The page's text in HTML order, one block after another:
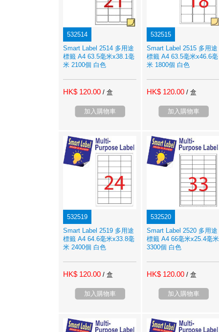
532514
Smart Label 2514 多用途
標籤 A4 63.5毫米x38.1毫
米 2100個 白色
HK$ 120.00 / 盒
加入購物車
532515
Smart Label 2515 多用途
標籤 A4 63.5毫米x46.6毫
米 1800個 白色
HK$ 120.00 / 盒
加入購物車
532519
Smart Label 2519 多用途
標籤 A4 64.6毫米x33.8毫
米 2400個 白色
HK$ 120.00 / 盒
加入購物車
532520
Smart Label 2520 多用途
標籤 A4 66毫米x25.4毫米
3300個 白色
HK$ 120.00 / 盒
加入購物車